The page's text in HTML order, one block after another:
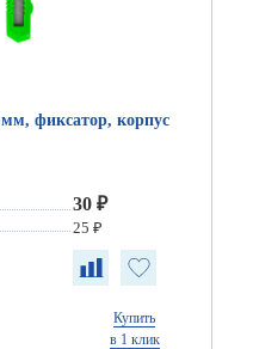
фиксатор, корпус
30 ₽
25 ₽
Купить
в 1 клик